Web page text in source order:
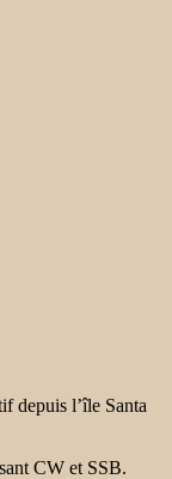
depuis l’île Santa
CW et SSB.